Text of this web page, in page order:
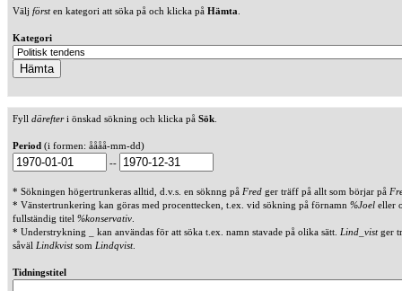
Välj försten kategori att söka på och klicka på Hämta
Kategori
Fyll därefteri önskad sökning och klicka på Sök
Period (i formen: åååå-mm-dd)
--
* Sökningen högertrunkeras alltid, d.v.s. en söknng på Fred ger träff på allt som börjar på
* Vänstertrunkering kan göras med procenttecken, t.ex. vid sökning på förnamn %Joel eller
fullständig titel %konservativ
* Understrykning _ kan användas för att söka t.ex. namn stavade på olika sätt. Lind_vistger
såväl Lindkvistsom Lindqvist.
Tidningstitel